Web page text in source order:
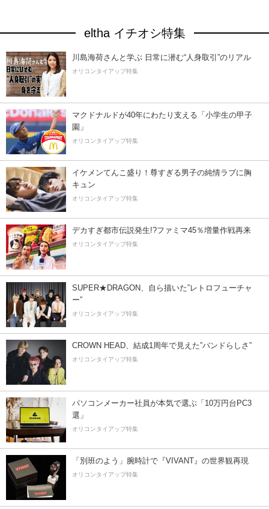
eltha イチオシ特集
川島海荷さんと学ぶ 日常に潜む“人身取引”のリアル
オリコンタイアップ特集
マクドナルドが40年にわたり支える「小学生の甲子
園」
オリコンタイアップ特集
イケメンてんこ盛り！尊すぎる男子の純情ラブに胸
キュン
オリコンタイアップ特集
デカすぎ都市伝説発生!?ファミマ45％増量作戦再来
オリコンタイアップ特集
SUPER★DRAGON、自ら描いた”レトロフューチャ
ー”
オリコンタイアップ特集
CROWN HEAD、結成1周年で見えた”バンドらしさ”
オリコンタイアップ特集
パソコンメーカー社員が本気で選ぶ「10万円台PC3
選」
オリコンタイアップ特集
「別班のよう」腕時計で『VIVANT』の世界観再現
オリコンタイアップ特集